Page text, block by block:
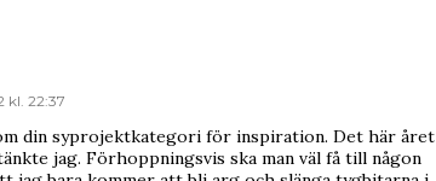
kl. 22:37
din syprojektkategori för inspiration. Det här året
jag. Förhoppningsvis ska man väl få till någon